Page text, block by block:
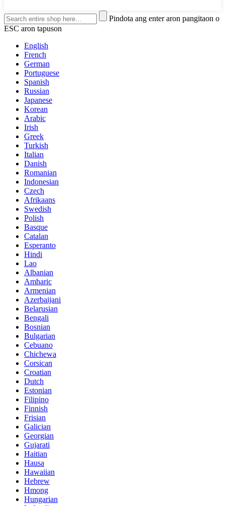
Pindota ang enter aron pangitaon o
ESC aron tapuson
English
French
German
Portuguese
Spanish
Russian
Japanese
Korean
Arabic
Irish
Greek
Turkish
Italian
Danish
Romanian
Indonesian
Czech
Afrikaans
Swedish
Polish
Basque
Catalan
Esperanto
Hindi
Lao
Albanian
Amharic
Armenian
Azerbaijani
Belarusian
Bengali
Bosnian
Bulgarian
Cebuano
Chichewa
Corsican
Croatian
Dutch
Estonian
Filipino
Finnish
Frisian
Galician
Georgian
Gujarati
Haitian
Hausa
Hawaiian
Hebrew
Hmong
Hungarian